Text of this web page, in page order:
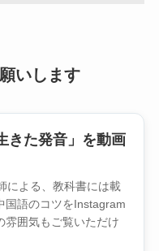
いします
きた発音」を動画
による、教科書には載
国語のコツをInstagram
雰囲気もご覧いただけ